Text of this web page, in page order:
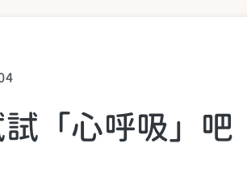
「心呼吸」吧